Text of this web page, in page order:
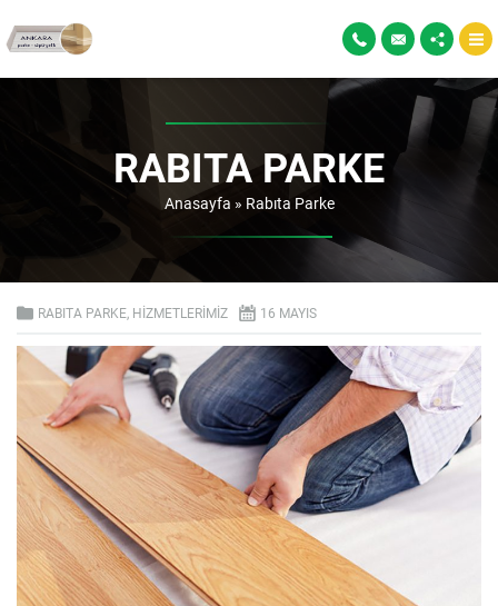
RABITA PARKE
Anasayfa » Rabıta Parke
RABITA PARKE HIZMETLERIMIZ 16 MAYIS